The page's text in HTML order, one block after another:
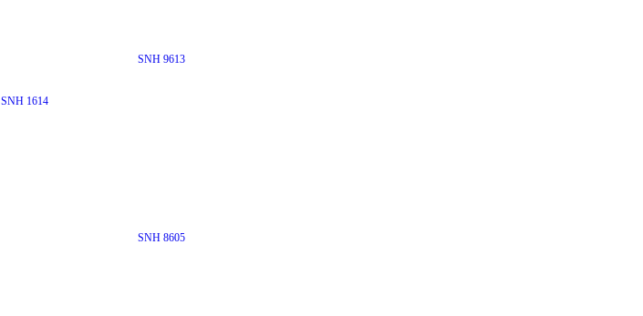
SNH 9613
SNH 1614
SNH 8605